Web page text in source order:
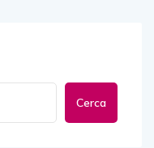
Cerca